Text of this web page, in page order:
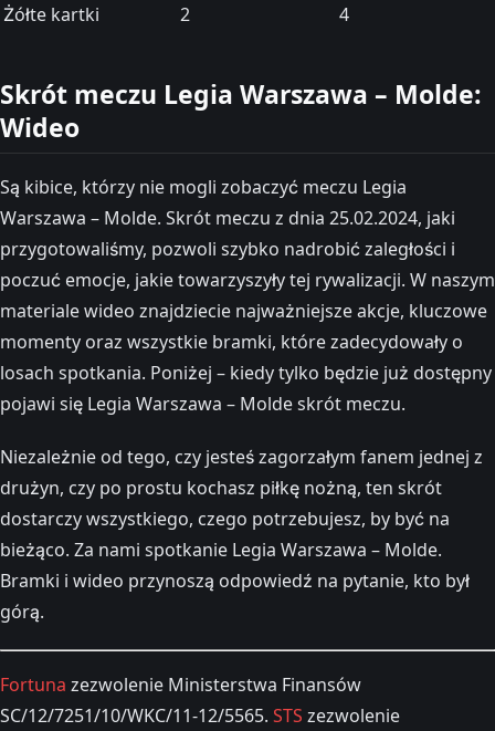
Żółte kartki
2 4
Skrót meczu Legia Warszawa – Molde:
Wideo
Są kibice, którzy nie mogli zobaczyć meczu Legia
Warszawa – Molde. Skrót meczu z dnia 25.02.2024, jaki
przygotowaliśmy, pozwoli szybko nadrobić zaległości i
poczuć emocje, jakie towarzyszyły tej rywalizacji. W naszym
materiale wideo znajdziecie najważniejsze akcje, kluczowe
momenty oraz wszystkie bramki, które zadecydowały o
losach spotkania. Poniżej – kiedy tylko będzie już dostępny
pojawi się Legia Warszawa – Molde skrót meczu.
Niezależnie od tego, czy jesteś zagorzałym fanem jednej z
drużyn, czy po prostu kochasz piłkę nożną, ten skrót
dostarczy wszystkiego, czego potrzebujesz, by być na
bieżąco. Za nami spotkanie Legia Warszawa – Molde.
Bramki i wideo przynoszą odpowiedź na pytanie, kto był
górą.
Fortuna zezwolenie Ministerstwa Finansów
SC/12/7251/10/WKC/11-12/5565. STS zezwolenie